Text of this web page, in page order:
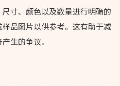
寸、颜色以及数量进行明确的
品图片以供参考。这有助于减
生的争议。